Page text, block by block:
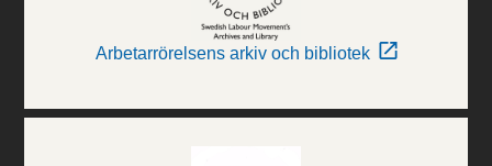
Arbetarrörelsens arkiv och bibliotek